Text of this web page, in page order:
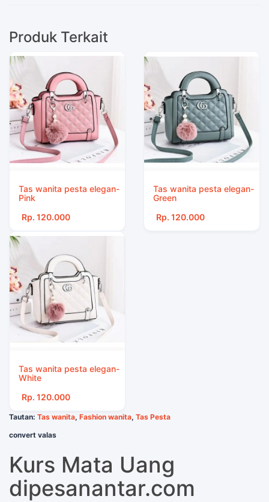
Produk Terkait
Tas wanita pesta elegan-
Pink
Rp. 120.000
Tas wanita pesta elegan-
Green
Rp. 120.000
Tas wanita pesta elegan-
White
Rp. 120.000
Tautan: Tas wanita, Fashion wanita, Tas Pesta
convert valas
Kurs Mata Uang
dipesanantar.com